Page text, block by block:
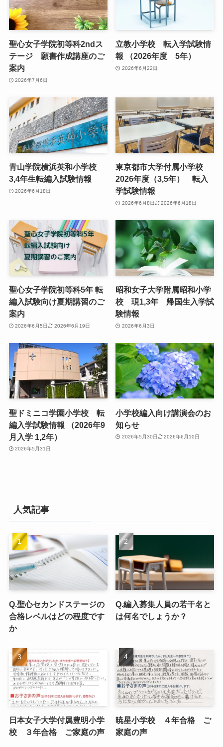
聖心女子学院初等科2ndス
テージ 願書作成講座のご
案内
2026年7月6日
立教小学校 転入学試験情
報 （2026年度 5年）
2026年6月22日
青山学院横浜英和小学校
3,4年生転編入試験情報
2026年6月18日
東京都市大学付属小学校
2026年度（3,5年） 転入
学試験情報
2026年6月8日 2026年6月18日
聖心女子学院初等科5年 転
編入試験向け夏期講習のご
案内
2026年6月5日 2026年6月19日
昭和女子大学附属昭和小学
校 現1,3年 帰国生入学試
験情報
2026年6月3日
聖ドミニコ学園小学校 転
編入学試験情報 （2026年9
月入学 1,2年）
2026年5月31日
小学校編入向け講演会のお
知らせ
2026年5月30日 2026年6月10日
人気記事
Q.聖心セカンドステージの
合格レベルはどの程度です
か
Q.編入募集人員の若干名と
は何名でしょうか？
日本女子大学付属豊明小学
校 ３年合格 ご家庭の声
暁星小学校 ４年合格 ご
家庭の声